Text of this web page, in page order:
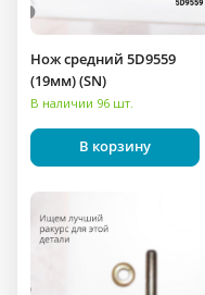
Нож средний 5D9559
(19мм) (SN)
В наличии 96 шт.
В корзину